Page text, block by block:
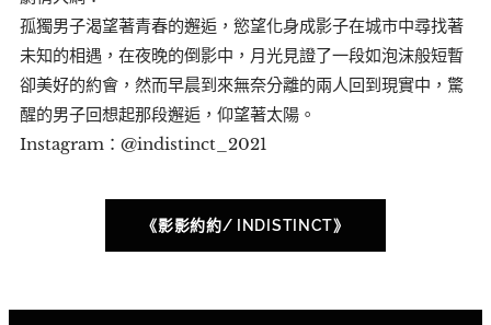
孤獨男子渴望著青春的邂逅，慾望化身成影子在城市中尋找著
未知的相遇，在夜晚的倒影中，月光見證了一段如泡沫般短暫
卻美好的約會，然而早晨到來無奈分離的兩人回到現實中，驚
醒的男子回想起那段邂逅，仰望著太陽。
Instagram：@indistinct_2021
《影影約約/ INDISTINCT》